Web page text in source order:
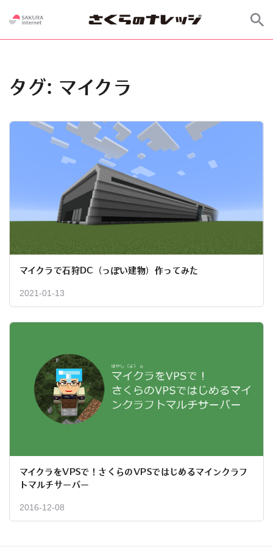
タグ: マイクラ
マイクラで石狩DC（っぽい建物）作ってみた
2021-01-13
マイクラをVPSで！さくらのVPSではじめるマインクラフ
トマルチサーバー
2016-12-08